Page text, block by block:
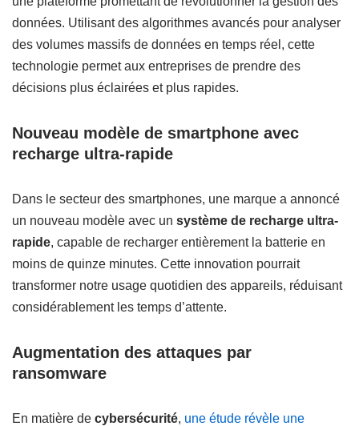
données. Utilisant des algorithmes avancés pour analyser
des volumes massifs de données en temps réel, cette
technologie permet aux entreprises de prendre des
décisions plus éclairées et plus rapides.
Nouveau modèle de smartphone avec
recharge ultra-rapide
Dans le secteur des smartphones, une marque a annoncé
un nouveau modèle avec un système de recharge ultra-
rapide, capable de recharger entièrement la batterie en
moins de quinze minutes. Cette innovation pourrait
transformer notre usage quotidien des appareils, réduisant
considérablement les temps d’attente.
Augmentation des attaques par
ransomware
En matière de cybersécurité, une étude révèle une